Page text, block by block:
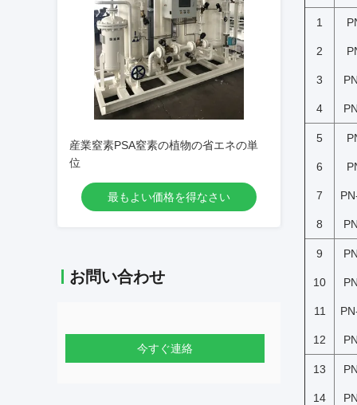
産業窒素PSA窒素の植物の省エネの単
位
最もよい価格を得なさい
お問い合わせ
今すぐ連絡
1
2
3
4
5
6
7
8
9
10
11
12
13
14